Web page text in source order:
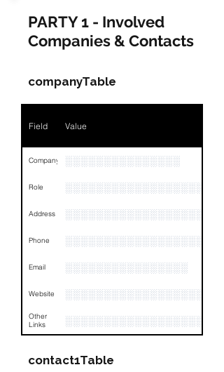
PARTY 1 - Involved
Companies & Contacts
companyTable
Field Value
Company ░░░░░░░░░░░░░░░
Role
Address
Phone
Email ░░░░░░░░░░░░░░░░
Website
Other
Links
contact1Table